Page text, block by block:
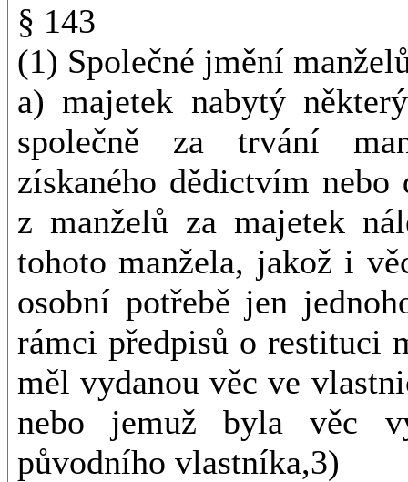
§ 143
(1) Společné jmění
a) majetek nabytý
společně za trvání
získaného dědictvím
z manželů za majetek
tohoto manžela, jakož i
osobní potřebě jen
rámci předpisů o restituci
měl vydanou věc ve
nebo jemuž byla věc
původního vlastníka,3)